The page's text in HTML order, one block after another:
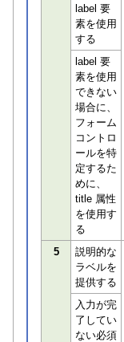
label 要
素を使用
する
label 要
素を使用
できない
場合に、
フォーム
コントロ
ールを特
定するた
めに、
title 属性
を使用す
る
5
説明的な
ラベルを
提供する
入力が完
了してい
ない必須